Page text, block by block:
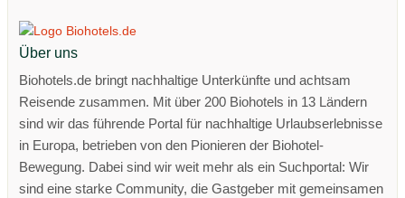
Über uns
Biohotels.de bringt nachhaltige Unterkünfte und achtsam
Reisende zusammen. Mit über 200 Biohotels in 13 Ländern
sind wir das führende Portal für nachhaltige Urlaubserlebnisse
in Europa, betrieben von den Pionieren der Biohotel-
Bewegung. Dabei sind wir weit mehr als ein Suchportal: Wir
sind eine starke Community, die Gastgeber mit gemeinsamen